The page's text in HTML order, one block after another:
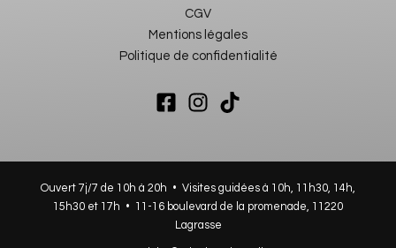
CGV
Mentions légales
Politique de confidentialité
Ouvert 7j/7 de 10h à 20h • Visites guidées à 10h, 11h30, 14h,
15h30 et 17h •
11-16 boulevard de la promenade, 11220
Lagrasse